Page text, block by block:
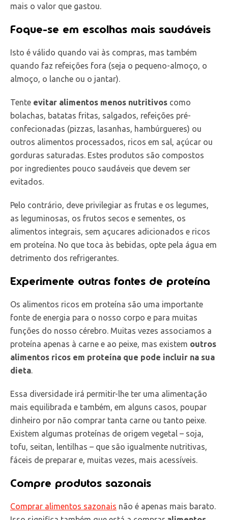
mais o valor que gastou.
Foque-se em escolhas mais saudáveis
Isto é válido quando vai às compras, mas também
quando faz refeições fora (seja o pequeno-almoço, o
almoço, o lanche ou o jantar).
Tente evitar alimentos menos nutritivos como
bolachas, batatas fritas, salgados, refeições pré-
confecionadas (pizzas, lasanhas, hambúrgueres) ou
outros alimentos processados, ricos em sal, açúcar ou
gorduras saturadas. Estes produtos são compostos
por ingredientes pouco saudáveis que devem ser
evitados.
Pelo contrário, deve privilegiar as frutas e os legumes,
as leguminosas, os frutos secos e sementes, os
alimentos integrais, sem açucares adicionados e ricos
em proteína. No que toca às bebidas, opte pela água em
detrimento dos refrigerantes.
Experimente outras fontes de proteína
Os alimentos ricos em proteína são uma importante
fonte de energia para o nosso corpo e para muitas
funções do nosso cérebro. Muitas vezes associamos a
proteína apenas à carne e ao peixe, mas existem outros
alimentos ricos em proteína que pode incluir na sua
dieta
Essa diversidade irá permitir-lhe ter uma alimentação
mais equilibrada e também, em alguns casos, poupar
dinheiro por não comprar tanta carne ou tanto peixe.
Existem algumas proteínas de origem vegetal – soja,
tofu, seitan, lentilhas – que são igualmente nutritivas,
fáceis de preparar e, muitas vezes, mais acessíveis.
Compre produtos sazonais
Comprar alimentos sazonais não é apenas mais barato.